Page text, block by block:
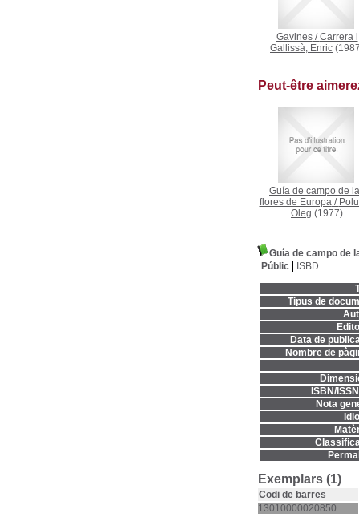
Gavines/Carrera i
Gallissà, Enric
Peut-être
Guía de campo de
flores de Europa/
Oleg (1977)
Guía de campo de
Públic
ISBD
Tipus de
Data de
Nombre de
ISBN/
Nota
Exemplars (1)
Codi de barres
13010000020850